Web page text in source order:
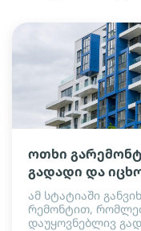
ოთხი
გადადი და
ამ სტატიაში
რემონტით,
დაუყოვნებლივ